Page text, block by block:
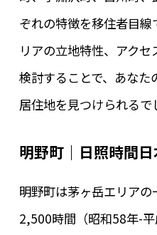
ぞれの特徴を移住者目
リアの立地特性、アク
検討することで、あな
居住地を見つけられるで
明野町｜日照時間
明野町は茅ヶ岳エリア
2,500時間（昭和58年-平